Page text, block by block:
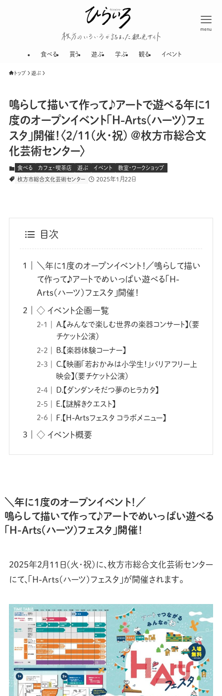
menu
食べる 買う 遊ぶ 学ぶ 観る イベント
トップ 遊ぶ
鳴らして描いて作って♪アートで遊べる年に1
度のオープンイベント「H-Arts(ハーツ)フェ
スタ」開催！〈2/11(火･祝) @枚方市総合文
化芸術センター〉
食べる カフェ・喫茶店 遊ぶ イベント 教室・ワークショップ
枚方市総合文化芸術センター 2025年1月22日
目次
＼年に1度のオープンイベント！／鳴らして描い
て作って♪アートでめいっぱい遊べる「H-
Arts(ハーツ)フェスタ」開催！
◇ イベント企画一覧
Ａ.【みんなで楽しむ世界の楽器コンサート】（要
チケット公演）
B.【楽器体験コーナー】
Ｃ.【映画「若おかみは小学生！」バリアフリー上
映会】（要チケット公演）
Ｄ.【ダンダンそだつ夢のヒラカタ】
Ｅ.【謎解きクエスト】
Ｆ.【H-Artsフェスタ コラボメニュー】
◇ イベント概要
＼年に1度のオープンイベント！／
鳴らして描いて作って♪アートでめいっぱい遊べる
「H-Arts(ハーツ)フェスタ」開催！
2025年2月11日(火･祝)に、枚方市総合文化芸術センター
にて、「H-Arts(ハーツ)フェスタ」が開催されます。